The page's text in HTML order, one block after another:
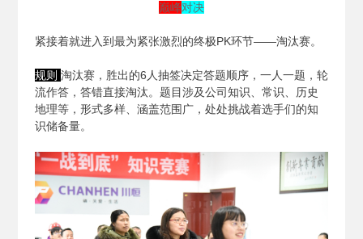
巅峰对决
紧接着就进入到最为紧张激烈的终极PK环节——淘汰赛。
规则 淘汰赛，胜出的6人抽签决定答题顺序，一人一题，轮
流作答，答错直接淘汰。题目涉及公司知识、常识、历史
地理等，形式多样、涵盖范围广，处处挑战着选手们的知
识储备量。